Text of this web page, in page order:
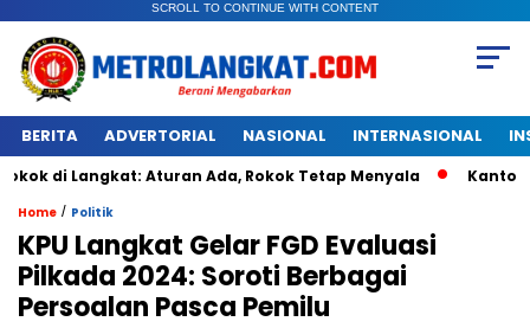
SCROLL TO CONTINUE WITH CONTENT
BERITA ADVERTORIAL NASIONAL INTERNASIONAL
Aturan Ada, Rokok Tetap Menyala Kantongan
Home / Politik
KPU Langkat Gelar FGD Evaluasi
Pilkada 2024: Soroti Berbagai
Persoalan Pasca Pemilu